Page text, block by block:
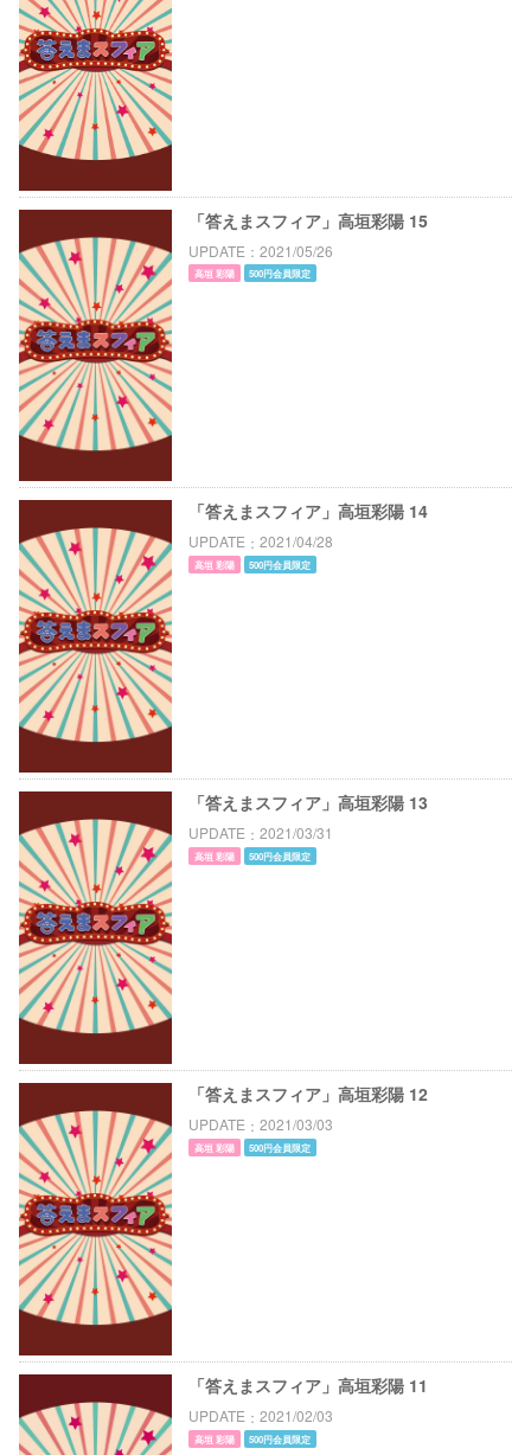
「答えまスフィア」高垣彩陽 15
UPDATE 2021/05/26
高垣 彩陽 500円会員限定
「答えまスフィア」高垣彩陽 14
UPDATE 2021/04/28
高垣 彩陽 500円会員限定
「答えまスフィア」高垣彩陽 13
UPDATE 2021/03/31
高垣 彩陽 500円会員限定
「答えまスフィア」高垣彩陽 12
UPDATE 2021/03/03
高垣 彩陽 500円会員限定
「答えまスフィア」高垣彩陽 11
UPDATE 2021/02/03
高垣 彩陽 500円会員限定